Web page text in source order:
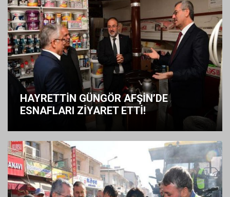
HAYRETTİN GÜNGÖR AFŞİN’DE
ESNAFLARI ZİYARET ETTİ!